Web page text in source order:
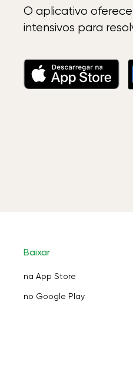
O aplicativo
intensivos para
Baixar
na App Store
no Google Play